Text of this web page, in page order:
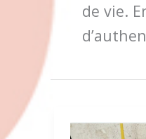
de vie.
Atelier